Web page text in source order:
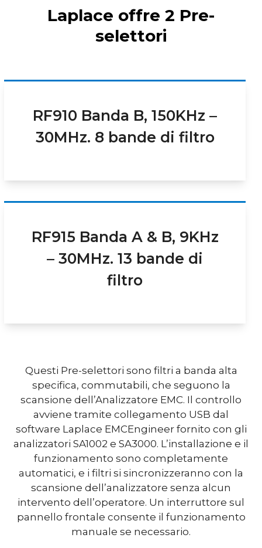
Laplace offre 2 Pre-
selettori
RF910 Banda B, 150KHz –
30MHz. 8 bande di filtro
RF915 Banda A & B, 9KHz
– 30MHz. 13 bande di
filtro
Questi Pre-selettori sono filtri a banda alta
specifica, commutabili, che seguono la
scansione dell’Analizzatore EMC. Il controllo
avviene tramite collegamento USB dal
software Laplace EMCEngineer fornito con gli
analizzatori SA1002 e SA3000. L’installazione e il
funzionamento sono completamente
automatici, e i filtri si sincronizzeranno con la
scansione dell’analizzatore senza alcun
intervento dell’operatore. Un interruttore sul
pannello frontale consente il funzionamento
manuale se necessario.